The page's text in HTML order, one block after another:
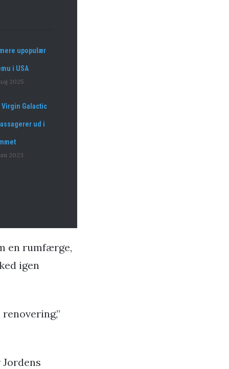
upopulær
i USA
2025
Virgin Galactic
ud i
2023
en rumfærge,
igen